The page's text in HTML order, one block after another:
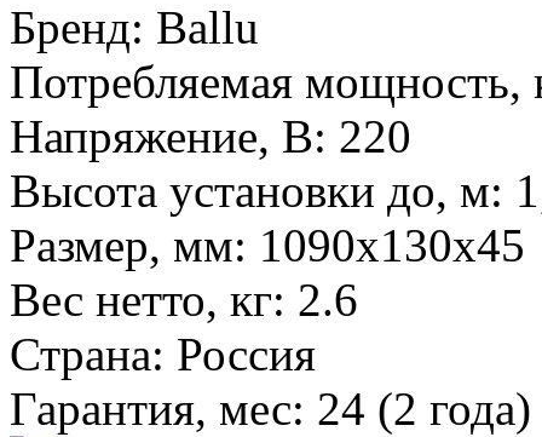
Бренд: Ballu
Потребляемая мощность,
Напряжение, В: 220
Высота установки до, м:
Размер, мм: 1090х130х45
Вес нетто, кг: 2.6
Страна: Россия
Гарантия, мес: 24 (2 года)